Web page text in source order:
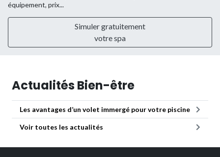
équipement, prix...
Simuler gratuitement
votre spa
Actualités Bien-être
Les avantages d’un volet immergé pour votre piscine
Voir toutes les actualités